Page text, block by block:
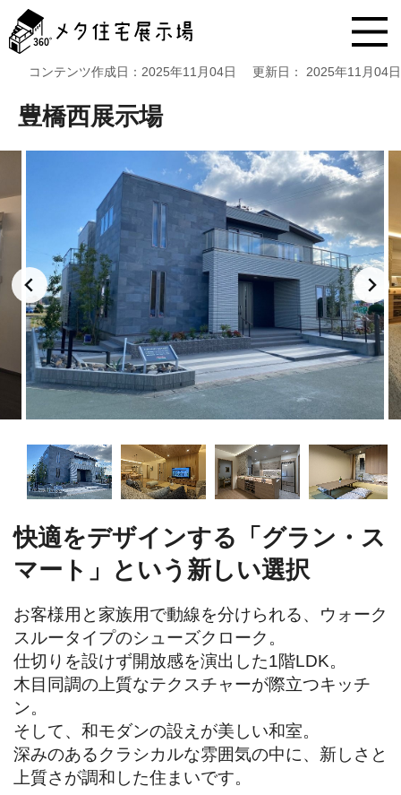
タ
住
ン
ツ
へ
ッ
コンテンツ作成日： 2025年11月04日 更新日： 2025年11月04日
豊橋西展示場
快適をデザインする「グラン・ス
マート」という新しい選択
お客様用と家族用で動線を分けられる、ウォーク
スルータイプのシューズクローク。
仕切りを設けず開放感を演出した1階LDK。
木目同調の上質なテクスチャーが際立つキッチ
ン。
そして、和モダンの設えが美しい和室。
深みのあるクラシカルな雰囲気の中に、新しさと
上質さが調和した住まいです。